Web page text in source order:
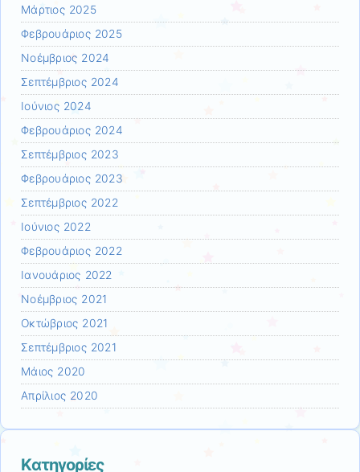
Μάρτιος 2025
Φεβρουάριος 2025
Νοέμβριος 2024
Σεπτέμβριος 2024
Ιούνιος 2024
Φεβρουάριος 2024
Σεπτέμβριος 2023
Φεβρουάριος 2023
Σεπτέμβριος 2022
Ιούνιος 2022
Φεβρουάριος 2022
Ιανουάριος 2022
Νοέμβριος 2021
Οκτώβριος 2021
Σεπτέμβριος 2021
Μάιος 2020
Απρίλιος 2020
Kατηγορίες